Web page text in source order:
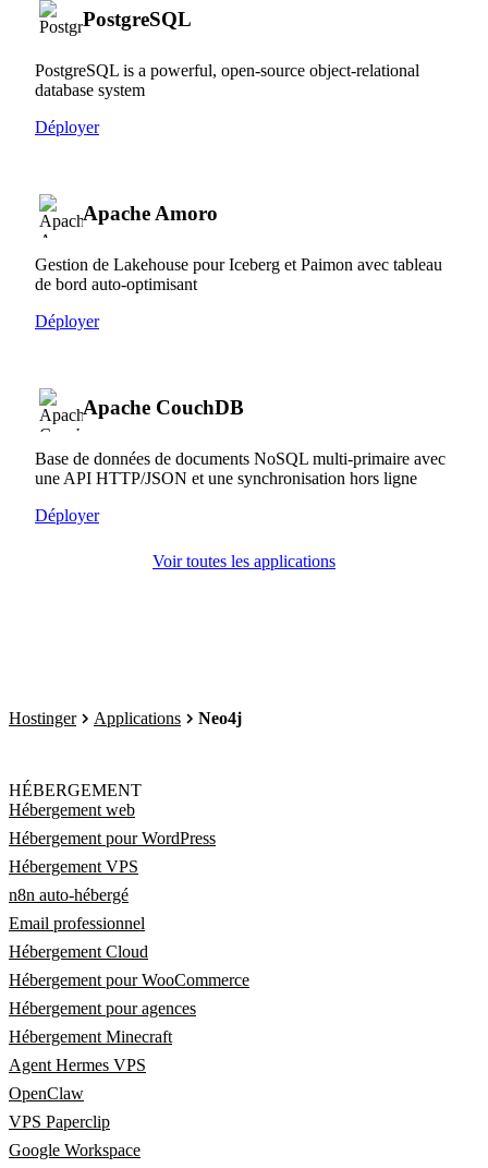
PostgreSQL
PostgreSQL is a powerful, open-source object-relational
database system
Déployer
Apache Amoro
Gestion de Lakehouse pour Iceberg et Paimon avec tableau
de bord auto-optimisant
Déployer
Apache CouchDB
Base de données de documents NoSQL multi-primaire avec
une API HTTP/JSON et une synchronisation hors ligne
Déployer
Voir toutes les applications
Hostinger Applications Neo4j
HÉBERGEMENT
Hébergement web
Hébergement pour WordPress
Hébergement VPS
n8n auto-hébergé
Email professionnel
Hébergement Cloud
Hébergement pour WooCommerce
Hébergement pour agences
Hébergement Minecraft
Agent Hermes VPS
OpenClaw
VPS Paperclip
Google Workspace